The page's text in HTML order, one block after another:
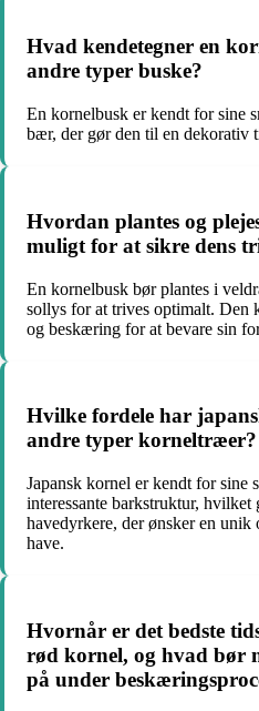
Hvad kendetegner en
andre typer buske?
En kornelbusk er kendt for sine
bær, der gør den til en dekorativ
Hvordan plantes og
muligt for at sikre dens
En kornelbusk bør plantes i
sollys for at trives optimalt.
og beskæring for at bevare sin
Hvilke fordele har
andre typer korneltræer?
Japansk kornel er kendt for sine
interessante barkstruktur,
havedyrkere, der ønsker en
have.
Hvornår er det bedste
rød kornel, og hvad bør
på under